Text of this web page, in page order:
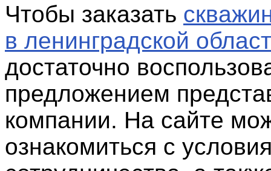
Чтобы заказать
в ленинградской
достаточно
предложением
компании. На сайте
ознакомиться с